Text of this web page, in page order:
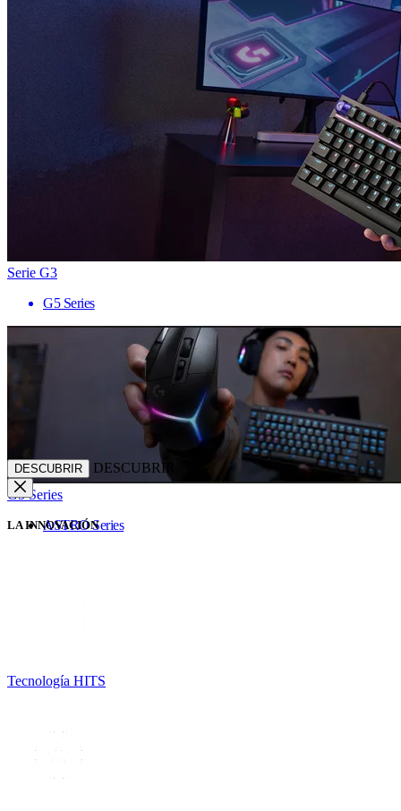
Serie G3
G5 Series
G5 Series
ASTRO Series
DESCUBRIR DESCUBRIR
LA INNOVACIÓN
Tecnología HITS